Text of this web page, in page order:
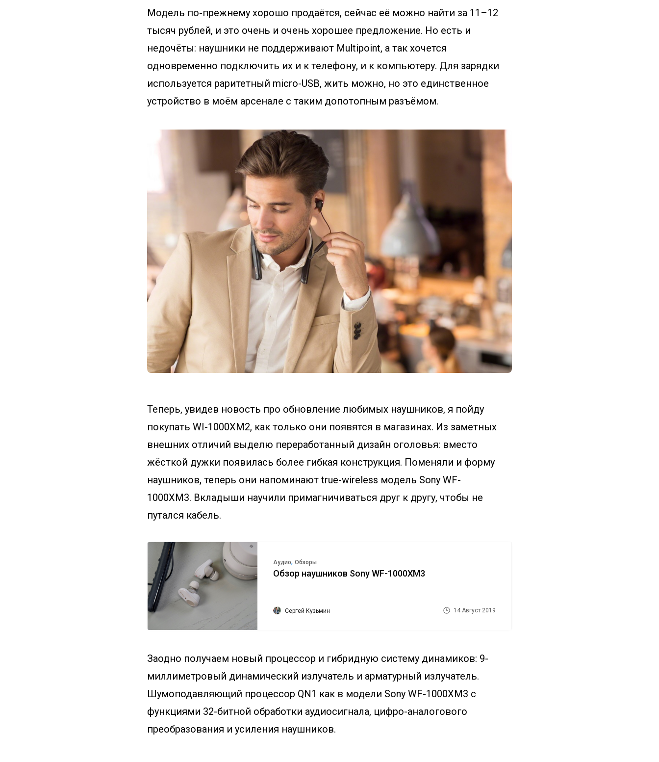
Модель по-прежнему хорошо продаётся, сейчас её можно найти за 11–12
тысяч рублей, и это очень и очень хорошее предложение. Но есть и
недочёты: наушники не поддерживают Multipoint, а так хочется
одновременно подключить их и к телефону, и к компьютеру. Для зарядки
используется раритетный micro-USB, жить можно, но это единственное
устройство в моём арсенале с таким допотопным разъёмом.
Теперь, увидев новость про обновление любимых наушников, я пойду
покупать WI-1000XM2, как только они появятся в магазинах. Из заметных
внешних отличий выделю переработанный дизайн оголовья: вместо
жёсткой дужки появилась более гибкая конструкция. Поменяли и форму
наушников, теперь они напоминают true-wireless модель Sony WF-
1000XM3. Вкладыши научили примагничиваться друг к другу, чтобы не
путался кабель.
Аудио, Обзоры
Обзор наушников Sony WF-1000XM3
Сергей Кузьмин 14 Август 2019
Заодно получаем новый процессор и гибридную систему динамиков: 9-
миллиметровый динамический излучатель и арматурный излучатель.
Шумоподавляющий процессор QN1 как в модели Sony WF-1000XM3 с
функциями 32-битной обработки аудиосигнала, цифро-аналогового
преобразования и усиления наушников.